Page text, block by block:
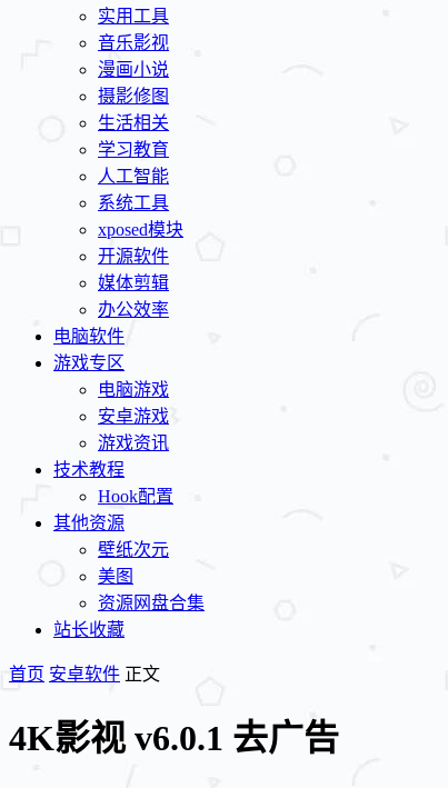
实用工具
音乐影视
漫画小说
摄影修图
生活相关
学习教育
人工智能
系统工具
xposed模块
开源软件
媒体剪辑
办公效率
电脑软件
游戏专区
电脑游戏
安卓游戏
游戏资讯
技术教程
Hook配置
其他资源
壁纸次元
美图
资源网盘合集
站长收藏
首页 安卓软件 正文
4K影视 v6.0.1 去广告